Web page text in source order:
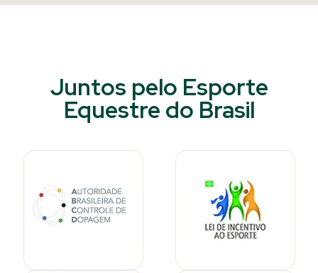
Juntos pelo Esporte
Equestre do Brasil​